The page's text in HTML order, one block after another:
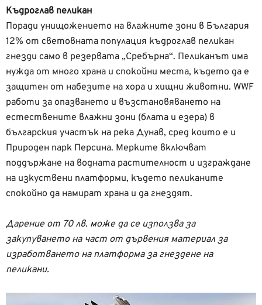
Къдроглав пеликан
Поради унищожението на влажните зони в България
12% от световната популация къдроглав пеликан
гнезди само в резервата „Сребърна“. Пеликанът има
нужда от много храна и спокойни места, където да е
защитен от набезите на хора и хищни животни. WWF
работи за опазването и възстановяването на
естествените влажни зони (блата и езера) в
българския участък на река Дунав, сред които е и
Природен парк Персина. Мерките включват
поддържане на водната растителност и изграждане
на изкуствени платформи, където пеликаните
спокойно да намират храна и да гнездят.
Дарение от 70 лв. може да се използва за
закупуването на част от дървения материал за
изработването на платформа за гнездене на
пеликани.